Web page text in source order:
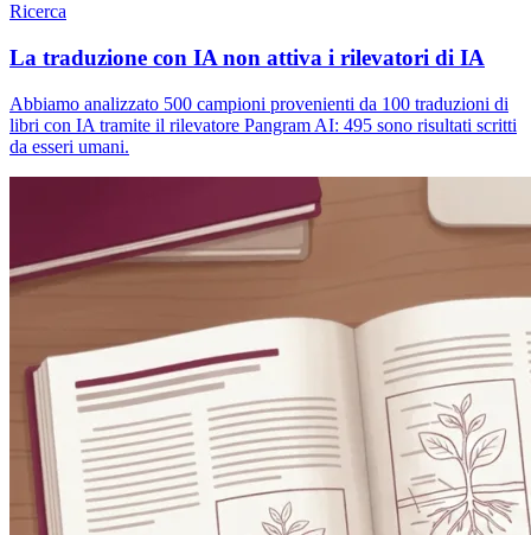
Ricerca
La traduzione con IA non attiva i rilevatori di IA
Abbiamo analizzato 500 campioni provenienti da 100 traduzioni di
libri con IA tramite il rilevatore Pangram AI: 495 sono risultati scritti
da esseri umani.